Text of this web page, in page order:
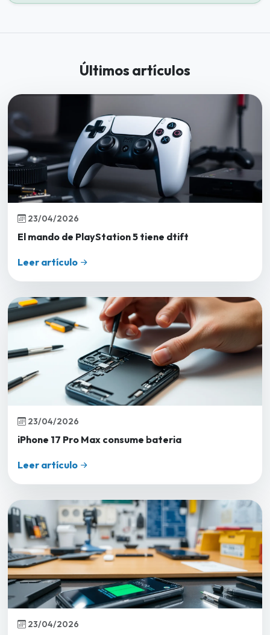
Últimos artículos
23/04/2026
El mando de PlayStation 5 tiene dtift
Leer artículo
23/04/2026
iPhone 17 Pro Max consume bateria
Leer artículo
23/04/2026